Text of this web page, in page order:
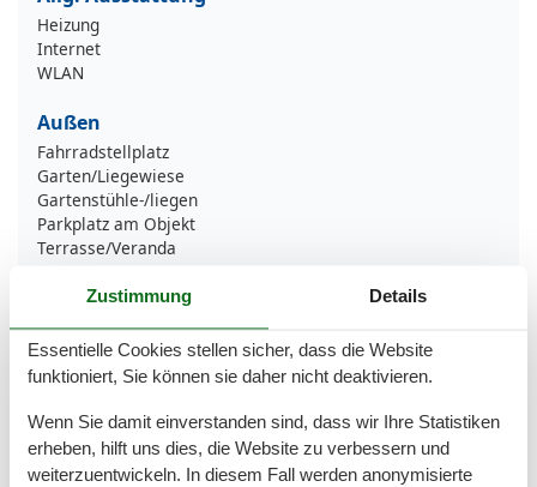
Heizung
Internet
WLAN
Außen
Fahrradstellplatz
Garten/Liegewiese
Gartenstühle-/liegen
Parkplatz am Objekt
Terrasse/Veranda
Badezimmer
Dusche
Basic
Wohnzimmer
1
Haustiere
Zustimmung Details
Essentielle Cookies stellen sicher, dass die Website
funktioniert, Sie können sie daher nicht deaktivieren.
Wenn Sie damit einverstanden sind, dass wir Ihre Statistiken
erheben, hilft uns dies, die Website zu verbessern und
weiterzuentwickeln. In diesem Fall werden anonymisierte